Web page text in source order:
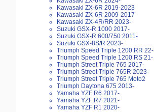
Kawasaki ZX-6R 2019-2023
Kawasaki ZX-6R 2009-2017
Kawasaki ZX-4R/RR 2023-
Suzuki GSX-R 1000 2017-
Suzuki GSX-R 600/750 2011-
Suzuki GSX-8S/R 2023-
Triumph Speed Triple 1200 RR 22-
Triumph Speed Triple 1200 RS 21-
Triumph Street Triple 765 2017-
Triumph Street Triple 765R 2023-
Triumph Street Triple 765 Moto2
Triumph Daytona 675 2013-
Yamaha YZF R6 2017-
Yamaha YZF R7 2021-
Yamaha YZF R1 2020-